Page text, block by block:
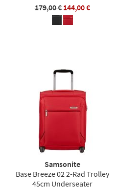
179,00 € 144,00 €
Samsonite
Base Breeze 02 2-Rad Trolley
45cm Underseater